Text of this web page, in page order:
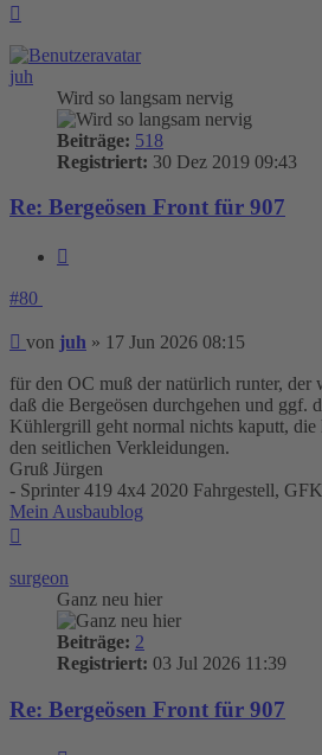
juh
Wird so langsam nervig
Beiträge: 518
Registriert: 30 Dez 2019 09:43
Re: Bergeösen Front für 907
#80
Beitrag
von juh » 17 Jun 2026 08:15
für den OC muß der natürlich runter, der
daß die Bergeösen durchgehen und ggf.
Kühlergrill geht normal nichts kaputt,
den seitlichen Verkleidungen.
Gruß Jürgen
- Sprinter 419 4x4 2020 Fahrgestell,
Mein Ausbaublog
surgeon
Ganz neu hier
Beiträge: 2
Registriert: 03 Jul 2026 11:39
Re: Bergeösen Front für 907